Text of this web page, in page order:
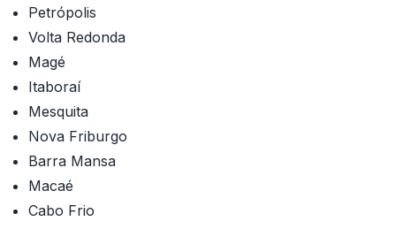
Petrópolis
Volta Redonda
Magé
Itaboraí
Mesquita
Nova Friburgo
Barra Mansa
Macaé
Cabo Frio